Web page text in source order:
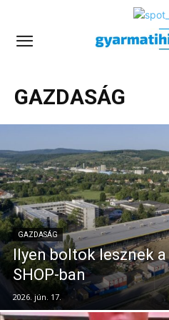
GAZDASÁG
GAZDASÁG
Ilyen boltok lesznek
SHOP-ban
2026. jún. 17.